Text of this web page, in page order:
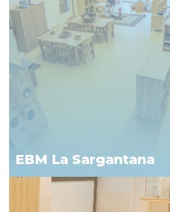
EBM La Sargantana